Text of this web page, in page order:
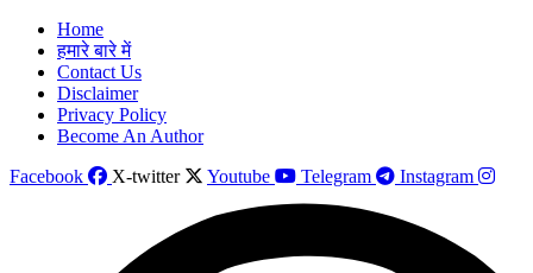
Home
हमारे बारे में
Contact Us
Disclaimer
Privacy Policy
Become An Author
Facebook
X-twitter Youtube Telegram Instagram